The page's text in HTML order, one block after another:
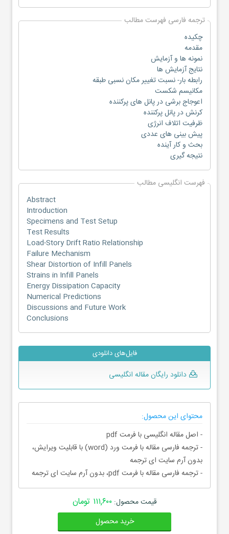
ترجمه فارسی فهرست مطالب
چکیده
مقدمه
نمونه ها و آزمایش
نتایج آزمایش ها
رابطه بار- نسبت تغییر مکان نسبی طبقه
مکانیسم شکست
اعوجاج برشی در پانل های پرکننده
کرنش در پانل پرکننده
ظرفیت اتلاف انرژی
پیش بینی های عددی
بحث و کار آینده
نتیجه گیری
فهرست انگلیسی مطالب
Abstract
Introduction
Specimens and Test Setup
Test Results
Load-Story Drift Ratio Relationship
Failure Mechanism
Shear Distortion of Infill Panels
Strains in Infill Panels
Energy Dissipation Capacity
Numerical Predictions
Discussions and Future Work
Conclusions
فایل‌های دانلودی
دانلود رایگان مقاله انگلیسی
محتوای این محصول:
- اصل مقاله انگلیسی با فرمت pdf
- ترجمه فارسی مقاله با فرمت ورد (word) با قابلیت ویرایش،
بدون آرم سایت ای ترجمه
- ترجمه فارسی مقاله با فرمت pdf، بدون آرم سایت ای ترجمه
قیمت محصول:۱۱۱,۶۰۰ تومان
خرید محصول